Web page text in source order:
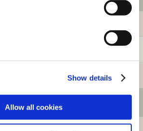
Show details
Allow all cookies